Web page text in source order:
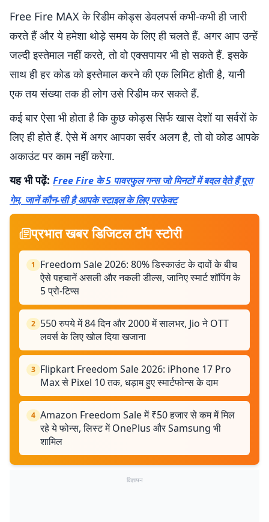
Free Fire MAX के रिडीम कोड्स डेवलपर्स कभी-कभी ही जारी
करते हैं और ये हमेशा थोड़े समय के लिए ही चलते हैं. अगर आप उन्हें
जल्दी इस्तेमाल नहीं करते, तो वो एक्सपायर भी हो सकते हैं. इसके
साथ ही हर कोड को इस्तेमाल करने की एक लिमिट होती है, यानी
एक तय संख्या तक ही लोग उसे रिडीम कर सकते हैं.
कई बार ऐसा भी होता है कि कुछ कोड्स सिर्फ खास देशों या सर्वरों के
लिए ही होते हैं. ऐसे में अगर आपका सर्वर अलग है, तो वो कोड आपके
अकाउंट पर काम नहीं करेगा.
यह भी पढ़ें: Free Fire के 5 पावरफुल गन्स जो मिनटों में बदल देते हैं पूरा
गेम, जानें कौन-सी है आपके स्टाइल के लिए परफेक्ट
प्रभात खबर डिजिटल टॉप स्टोरी
1
Freedom Sale 2026: 80% डिस्काउंट के दावों के बीच
ऐसे पहचानें असली और नकली डील्स, जानिए स्मार्ट शॉपिंग के
5 प्रो-टिप्स
2 550 रुपये में 84 दिन और 2000 में सालभर, Jio ने OTT
लवर्स के लिए खोल दिया खजाना
3 Flipkart Freedom Sale 2026: iPhone 17 Pro
Max से Pixel 10 तक, धड़ाम हुए स्मार्टफोन्स के दाम
4 Amazon Freedom Sale में ₹50 हजार से कम में मिल
रहे ये फोन्स, लिस्ट में OnePlus और Samsung भी
शामिल
विज्ञापन